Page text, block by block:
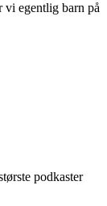
vi egentlig barn på
podkaster